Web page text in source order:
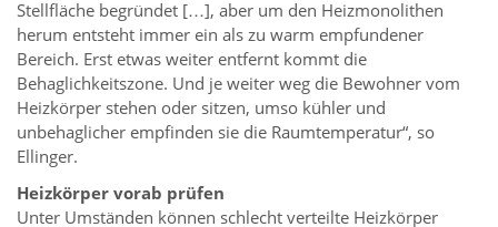
Stellfläche begründet […], aber um den Heizmonolithen
herum entsteht immer ein als zu warm empfundener
Bereich. Erst etwas weiter entfernt kommt die
Behaglichkeitszone. Und je weiter weg die Bewohner vom
Heizkörper stehen oder sitzen, umso kühler und
unbehaglicher empfinden sie die Raumtemperatur“, so
Ellinger.
Heizkörper vorab prüfen
Unter Umständen können schlecht verteilte Heizkörper